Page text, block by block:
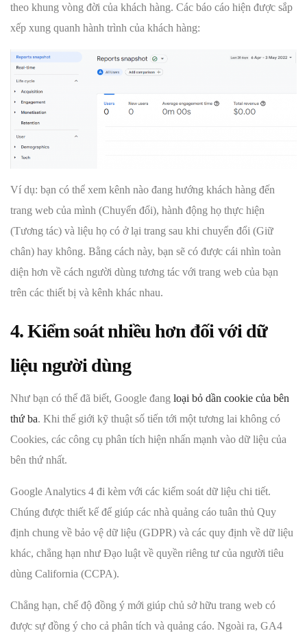
theo khung vòng đời của khách hàng. Các báo cáo hiện được sắp
xếp xung quanh hành trình của khách hàng:
Ví dụ: bạn có thể xem kênh nào đang hướng khách hàng đến
trang web của mình (Chuyển đổi), hành động họ thực hiện
(Tương tác) và liệu họ có ở lại trang sau khi chuyển đổi (Giữ
chân) hay không. Bằng cách này, bạn sẽ có được cái nhìn toàn
diện hơn về cách người dùng tương tác với trang web của bạn
trên các thiết bị và kênh khác nhau.
4. Kiểm soát nhiều hơn đối với dữ
liệu người dùng
Như bạn có thể đã biết, Google đang loại bỏ dần cookie của bên
thứ ba. Khi thế giới kỹ thuật số tiến tới một tương lai không có
Cookies, các công cụ phân tích hiện nhấn mạnh vào dữ liệu của
bên thứ nhất.
Google Analytics 4 đi kèm với các kiểm soát dữ liệu chi tiết.
Chúng được thiết kế để giúp các nhà quảng cáo tuân thủ Quy
định chung về bảo vệ dữ liệu (GDPR) và các quy định về dữ liệu
khác, chẳng hạn như Đạo luật về quyền riêng tư của người tiêu
dùng California (CCPA).
Chẳng hạn, chế độ đồng ý mới giúp chủ sở hữu trang web có
được sự đồng ý cho cả phân tích và quảng cáo. Ngoài ra, GA4